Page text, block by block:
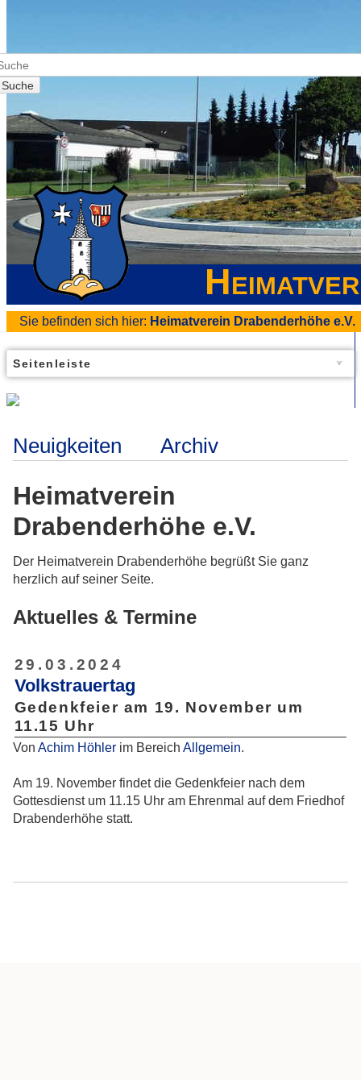
Suche
Sie befinden sich hier: Heimatverein Drabenderhöhe e.V.
Seitenleiste
Neuigkeiten Archiv
Heimatverein
Drabenderhöhe e.V.
Der Heimatverein Drabenderhöhe begrüßt Sie ganz
herzlich auf seiner Seite.
Aktuelles & Termine
29.03.2024
Volkstrauertag
Gedenkfeier am 19. November um
11.15 Uhr
Von Achim Höhler im Bereich Allgemein.
Am 19. November findet die Gedenkfeier nach dem
Gottesdienst um 11.15 Uhr am Ehrenmal auf dem Friedhof
Drabenderhöhe statt.